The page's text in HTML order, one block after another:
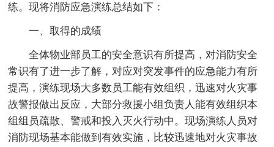
练。现将消防应急演练总结如下：
一、取得的成绩
全体物业部员工的安全意识有所提高，对消防安全
常识有了进一步了解，对应对突发事件的应急能力有所
提高，演练现场大多数员工能有效组织，迅速对火灾事
故警报做出反应，大部分救援小组负责人能有效组织本
组组员疏散、警戒和投入灭火行动中。现场演练人员对
消防现场基本能做到有效实施，比较迅速地对火灾事故